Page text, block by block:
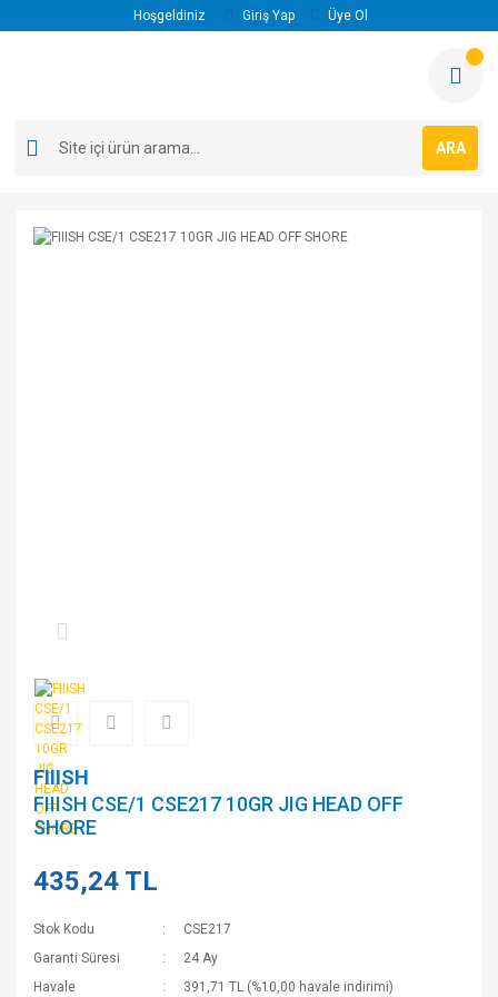
Hoşgeldiniz Giriş Yap Üye Ol
ARA
FIIISH
FIIISH CSE/1 CSE217 10GR JIG HEAD OFF
SHORE
435,24 TL
Stok Kodu
CSE217
Garanti Süresi
24 Ay
Havale
391,71 TL (%10,00 havale indirimi)